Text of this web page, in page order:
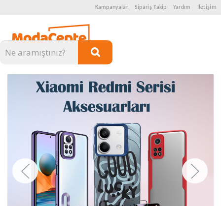
Kampanyalar Sipariş Takip Yardım İletişim
Kategoriler